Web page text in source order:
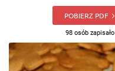
POBIERZ PDF
98 osób zapisało